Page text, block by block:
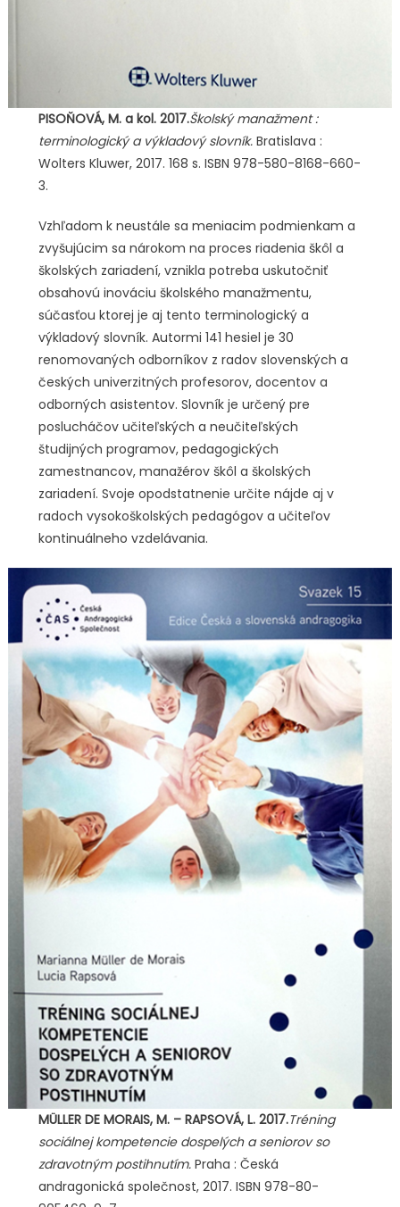
PISOŇOVÁ, M. a kol. 2017.Školský manažment :
terminologický a výkladový slovník. Bratislava :
Wolters Kluwer, 2017. 168 s. ISBN 978-580-8168-660-
3.
Vzhľadom k neustále sa meniacim podmienkam a
zvyšujúcim sa nárokom na proces riadenia škôl a
školských zariadení, vznikla potreba uskutočniť
obsahovú inováciu školského manažmentu,
súčasťou ktorej je aj tento terminologický a
výkladový slovník. Autormi 141 hesiel je 30
renomovaných odborníkov z radov slovenských a
českých univerzitných profesorov, docentov a
odborných asistentov. Slovník je určený pre
poslucháčov učiteľských a neučiteľských
študijných programov, pedagogických
zamestnancov, manažérov škôl a školských
zariadení. Svoje opodstatnenie určite nájde aj v
radoch vysokoškolských pedagógov a učiteľov
kontinuálneho vzdelávania.
MÜLLER DE MORAIS, M. – RAPSOVÁ, L. 2017.Tréning
sociálnej kompetencie dospelých a seniorov so
zdravotným postihnutím. Praha : Česká
andragonická společnost, 2017. ISBN 978-80-